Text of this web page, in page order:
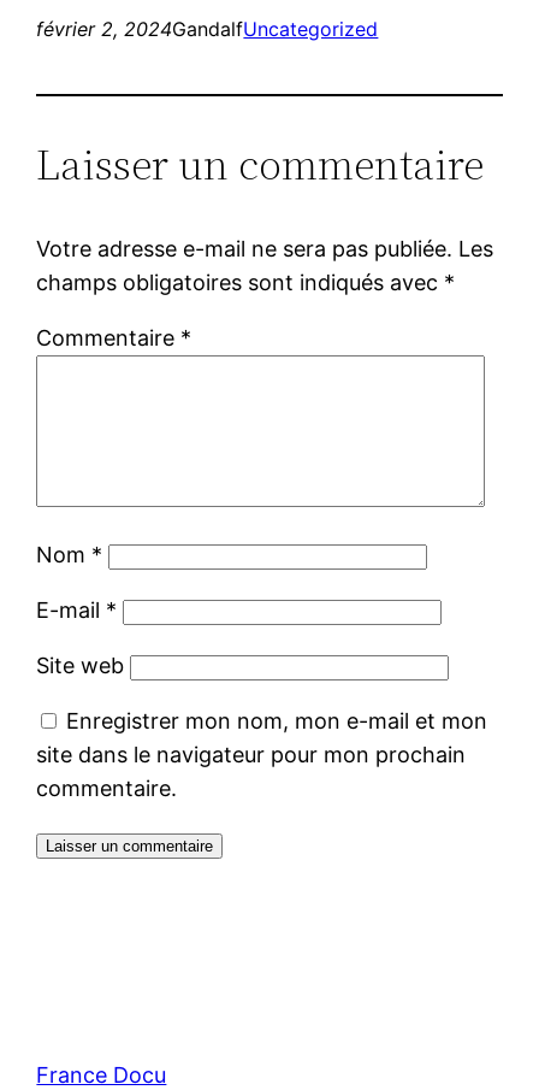
février 2, 2024GandalfUncategorized
Laisser un commentaire
Votre adresse e-mail ne sera pas publiée. Les
champs obligatoires sont indiqués avec *
Commentaire *
Nom *
E-mail *
Site web
Enregistrer mon nom, mon e-mail et mon
site dans le navigateur pour mon prochain
commentaire.
France Docu